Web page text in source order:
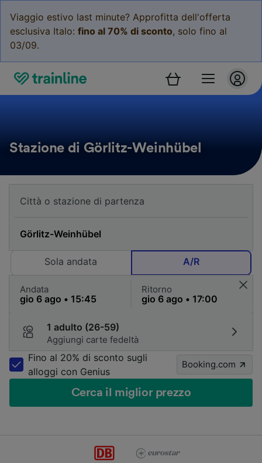
Viaggio estivo last minute? Approfitta dell'offerta
esclusiva Italo: fino al 70% di sconto, solo fino al
03/09.
Stazione di Görlitz-Weinhübel
Sola andata A/R
Andata Ritorno
1 adulto (26-59)
Aggiungi carte fedeltà
Fino al 20% di sconto sugli
alloggi con Genius
Booking.com
Cerca il miglior prezzo